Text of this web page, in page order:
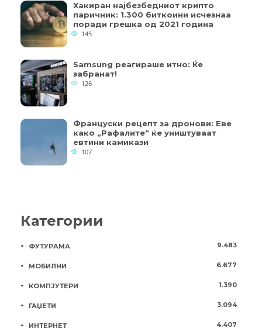
Хакиран најбезбедниот крипто
паричник: 1.300 биткоини исчезнаа
поради грешка од 2021 година
145
Samsung реагираше итно: Ќе
забранат!
126
Француски рецепт за дронови: Еве
како „Рафалите“ ќе уништуваат
евтини камикази
107
Категории
ФУТУРАМА 9.483
МОБИЛНИ 6.677
КОМПЈУТЕРИ 1.390
ГАЏЕТИ 3.094
ИНТЕРНЕТ 4.407